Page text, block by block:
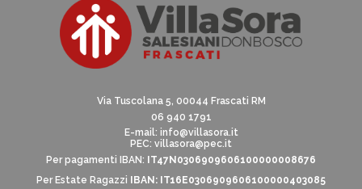
Via Tuscolana 5, 00044 Frascati RM
06 940 1791
E-mail: info@villasora.it
PEC: villasora@pec.it
Per pagamenti IBAN:
IT47N0306909606100000008676
Per Estate Ragazzi
IBAN: IT16E0306909606100000403085